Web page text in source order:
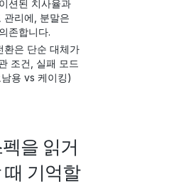
션된 치사율과
관리에, 분말은
존합니다.
환은 단순 대체가
조건, 실패 모드
용 vs 케이킹)
을 읽거
때 기억할